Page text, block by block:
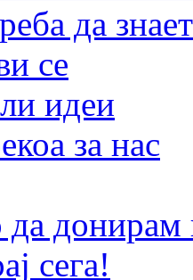
да
се
идеи
за нас
да
сега!